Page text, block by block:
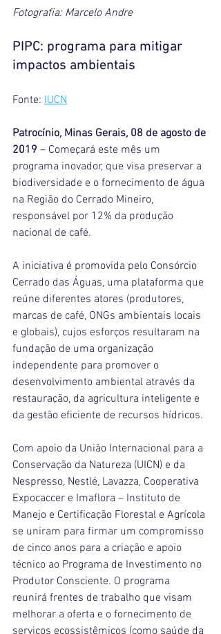
Fotografia: Marcelo Andre
PIPC: programa para mitigar
impactos ambientais
Fonte: IUCN
Patrocínio, Minas Gerais, 08 de agosto de
2019 – Começará este mês um
programa inovador, que visa preservar a
biodiversidade e o fornecimento de água
na Região do Cerrado Mineiro,
responsável por 12% da produção
nacional de café.
A iniciativa é promovida pelo Consórcio
Cerrado das Águas, uma plataforma que
reúne diferentes atores (produtores,
marcas de café, ONGs ambientais locais
e globais), cujos esforços resultaram na
fundação de uma organização
independente para promover o
desenvolvimento ambiental através da
restauração, da agricultura inteligente e
da gestão eficiente de recursos hídricos.
Com apoio da União Internacional para a
Conservação da Natureza (UICN) e da
Nespresso, Nestlé, Lavazza, Cooperativa
Expocaccer e Imaflora – Instituto de
Manejo e Certificação Florestal e Agrícola
se uniram para firmar um compromisso
de cinco anos para a criação e apoio
técnico ao Programa de Investimento no
Produtor Consciente. O programa
reunirá frentes de trabalho que visam
melhorar a oferta e o fornecimento de
serviços ecossistêmicos (como saúde da